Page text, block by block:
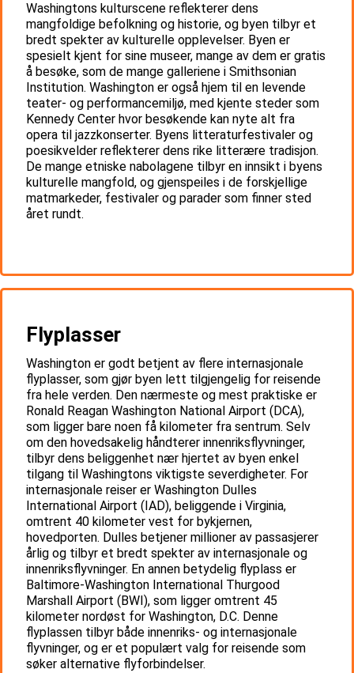
Washingtons kulturscene reflekterer dens
mangfoldige befolkning og historie, og byen tilbyr et
bredt spekter av kulturelle opplevelser. Byen er
spesielt kjent for sine museer, mange av dem er gratis
å besøke, som de mange galleriene i Smithsonian
Institution. Washington er også hjem til en levende
teater- og performancemiljø, med kjente steder som
Kennedy Center hvor besøkende kan nyte alt fra
opera til jazzkonserter. Byens litteraturfestivaler og
poesikvelder reflekterer dens rike litterære tradisjon.
De mange etniske nabolagene tilbyr en innsikt i byens
kulturelle mangfold, og gjenspeiles i de forskjellige
matmarkeder, festivaler og parader som finner sted
året rundt.
Flyplasser
Washington er godt betjent av flere internasjonale
flyplasser, som gjør byen lett tilgjengelig for reisende
fra hele verden. Den nærmeste og mest praktiske er
Ronald Reagan Washington National Airport (DCA),
som ligger bare noen få kilometer fra sentrum. Selv
om den hovedsakelig håndterer innenriksflyvninger,
tilbyr dens beliggenhet nær hjertet av byen enkel
tilgang til Washingtons viktigste severdigheter. For
internasjonale reiser er Washington Dulles
International Airport (IAD), beliggende i Virginia,
omtrent 40 kilometer vest for bykjernen,
hovedporten. Dulles betjener millioner av passasjerer
årlig og tilbyr et bredt spekter av internasjonale og
innenriksflyvninger. En annen betydelig flyplass er
Baltimore-Washington International Thurgood
Marshall Airport (BWI), som ligger omtrent 45
kilometer nordøst for Washington, D.C. Denne
flyplassen tilbyr både innenriks- og internasjonale
flyvninger, og er et populært valg for reisende som
søker alternative flyforbindelser.